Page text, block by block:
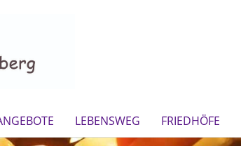
LEBENSWEG FRIEDHÖFE